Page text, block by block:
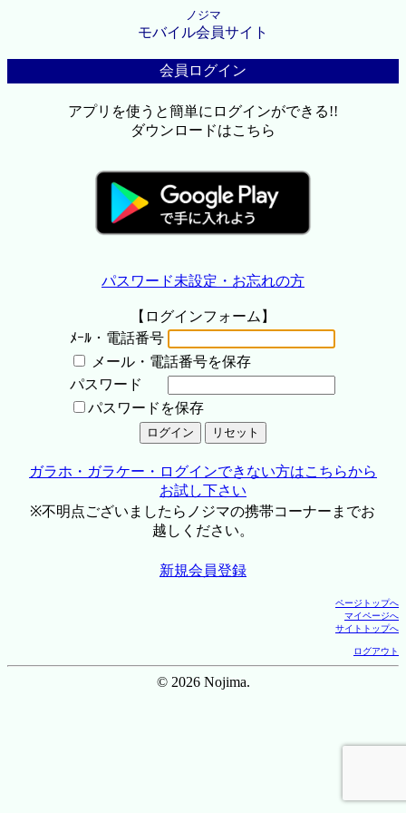
ノジマ
モバイル会員サイト
会員ログイン
アプリを使うと簡単にログインができる!!
ダウンロードはこちら
パスワード未設定・お忘れの方
【ログインフォーム】
ﾒｰﾙ・電話番号
メール・電話番号を保存
パスワード
パスワードを保存
ガラホ・ガラケー・ログインできない方はこちらから
お試し下さい
※不明点ございましたらノジマの携帯コーナーまでお
越しください。
新規会員登録
ページトップへ
マイページへ
サイトトップへ
ログアウト
© 2026 Nojima.